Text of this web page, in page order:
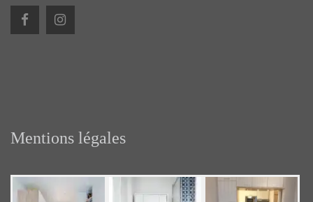
Mentions légales